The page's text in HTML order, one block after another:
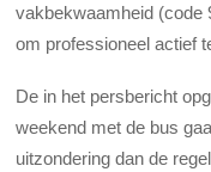
vakbekwaamheid (code
om professioneel actief
De in het persbericht
weekend met de bus
uitzondering dan de